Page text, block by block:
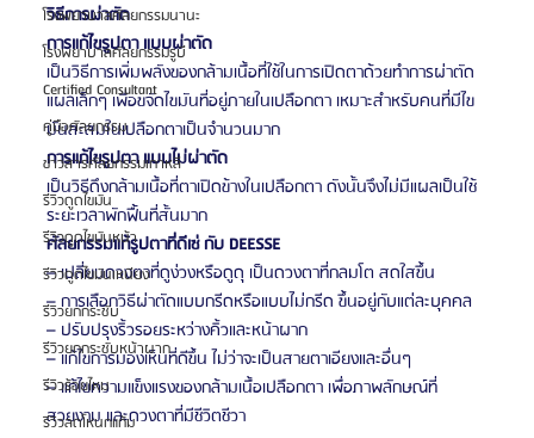
โรงพยาบาลศัลยกรรมนานะ
โรงพยาบาลศัลยกรรมรูบี
Certified Consultant
คู่มือศัลยกรรม
ข่าวสารศัลยกรรมเกาหลี
รีวิวดูดไขมัน
รีวิวดูดไขมันหน้า
รีวิวดูดไขมันเหนียง
รีวิวยกกระชับ
รีวิวยกกระชับหน้าผาก
รีวิวร้อยไหม
รีวิวลดโหนกแก้ม
วิธีการผ่าตัด
การแก้ไขรูปตา แบบผ่าตัด
เป็นวิธีการเพิ่มพลังของกล้ามเนื้อที่ใช้ในการเปิดตาด้วยทำการผ่าตัด
แผลเล็กๆ เพื่อขจัดไขมันที่อยู่ภายในเปลือกตา เหมาะสำหรับคนที่มีไข
มันสะสมในเปลือกตาเป็นจำนวนมาก
การแก้ไขรูปตา แบบไม่ผ่าตัด
เป็นวิธีดึงกล้ามเนื้อที่ตาเปิดข้างในเปลือกตา ดังนั้นจึงไม่มีแผลเป็นใช้
ระยะเวลาพักฟื้นที่สั้นมาก
ศัลยกรรมแก้รูปตาที่ดีเซ่ กับ DEESSE
– เปลี่ยนดวงตาที่ดูง่วงหรือดูดุ เป็นดวงตาที่กลมโต สดใสขึ้น
– การเลือกวิธีผ่าตัดแบบกรีดหรือแบบไม่กรีด ขึ้นอยู่กับแต่ละบุคคล
– ปรับปรุงริ้วรอยระหว่างคิ้วและหน้าผาก
– แก้ไขการมองเห็นที่ดีขึ้น ไม่ว่าจะเป็นสายตาเอียงและอื่นๆ
– แก้ไขความแข็งแรงของกล้ามเนื้อเปลือกตา เพื่อภาพลักษณ์ที่
สวยงาม และดวงตาที่มีชีวิตชีวา